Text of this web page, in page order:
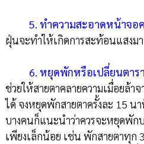
5. ทำความสะอาดหน้าจอค
ฝุ่นจะทำให้เกิดการสะท้อนแสงม
6. หยุดพักหรือเปลี่ยนตาราง
ช่วยให้สายตาคลายความเมื่อยล้า
ได้ จงหยุดพักสายตาครั้งละ 15 น
บางคนก็แนะนำว่าควรจะหยุดพัก
เพียงเล็กน้อย เช่น พักสายตาทุก